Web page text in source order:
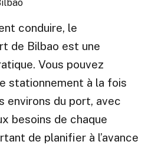
conduire, le
de Bilbao est une
Vous pouvez
stationnement à la fois
environs du port, avec
besoins de chaque
de planifier à l’avance